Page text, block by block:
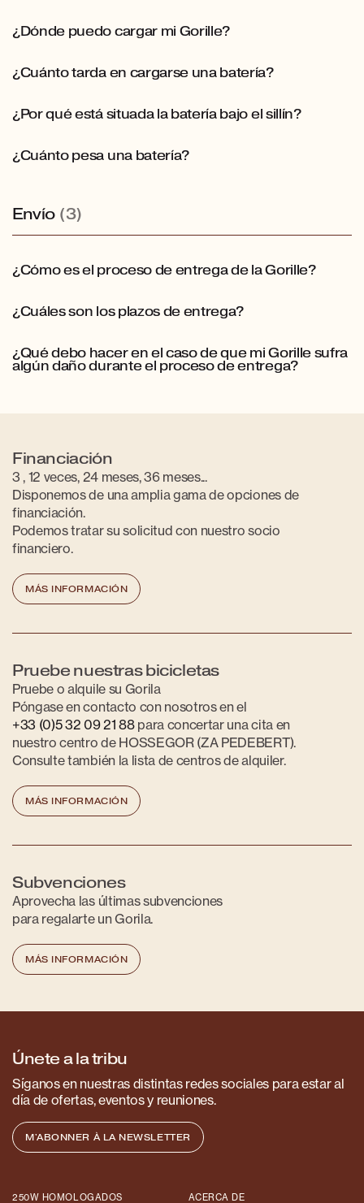
¿Dónde puedo cargar mi Gorille?
¿Cuánto tarda en cargarse una batería?
¿Por qué está situada la batería bajo el sillín?
¿Cuánto pesa una batería?
Envío (3)
¿Cómo es el proceso de entrega de la Gorille?
¿Cuáles son los plazos de entrega?
¿Qué debo hacer en el caso de que mi Gorille sufra
algún daño durante el proceso de entrega?
Financiación
3 , 12 veces, 24 meses, 36 meses...
Disponemos de una amplia gama de opciones de
financiación.
Podemos tratar su solicitud con nuestro socio
financiero.
MÁS INFORMACIÓN
Pruebe nuestras bicicletas
Pruebe o alquile su Gorila
Póngase en contacto con nosotros en el
+33 (0)5 32 09 21 88para concertar una cita en
nuestro centro de HOSSEGOR (ZA PEDEBERT).
Consulte también la lista de centros de alquiler.
MÁS INFORMACIÓN
Subvenciones
Aprovecha las últimas subvenciones
para regalarte un Gorila.
MÁS INFORMACIÓN
Únete a la tribu
Síganos en nuestras distintas redes sociales para estar al
día de ofertas, eventos y reuniones.
M'ABONNER À LA NEWSLETTER
250W HOMOLOGADOS ACERCA DE